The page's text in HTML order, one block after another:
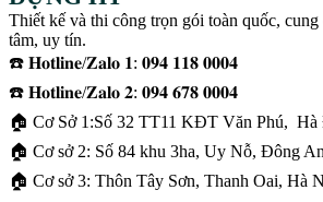
Thiết kế và thi công trọn gói toàn quốc, cung
tâm, uy tín.
☎️ 𝐇𝐨𝐭𝐥𝐢𝐧𝐞/𝐙𝐚𝐥𝐨 𝟏: 𝟎𝟗𝟒 𝟏𝟏𝟖 𝟎𝟎𝟎𝟒
☎️ 𝐇𝐨𝐭𝐥𝐢𝐧𝐞/𝐙𝐚𝐥𝐨 𝟐: 𝟎𝟗𝟒 𝟔𝟕𝟖 𝟎𝟎𝟎𝟒
🏠 Cơ Sở 1:Số 32 TT11 KĐT Văn Phú,
🏠 Cơ sở 2: Số 84 khu 3ha, Uy Nỗ, Đông
🏠 Cơ sở 3: Thôn Tây Sơn, Thanh Oai, Hà